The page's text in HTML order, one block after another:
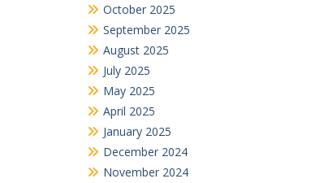
October 2025
September 2025
August 2025
July 2025
May 2025
April 2025
January 2025
December 2024
November 2024